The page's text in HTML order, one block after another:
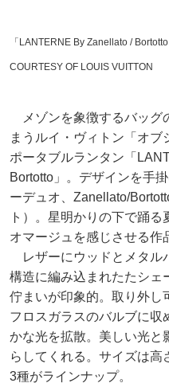
「LANTERNE By Zanellato /
COURTESY OF LOUIS VUITTON
メゾンを象徴するバッグ
まうルイ・ヴィトン「オ
ポータブルランタン「
Bortotto」。デザインを手
ーデュオ、Zanellato/
ト）。星明かりの下で踊
オマージュを感じさせる作
レザーにウッドとメタル
構造に編み込まれたたシェ
佇まいが印象的。取り外し
フロスガラスのバルブに収
かな光を拡散。美しい光と
らしてくれる。サイズは高
3種がラインナップ。